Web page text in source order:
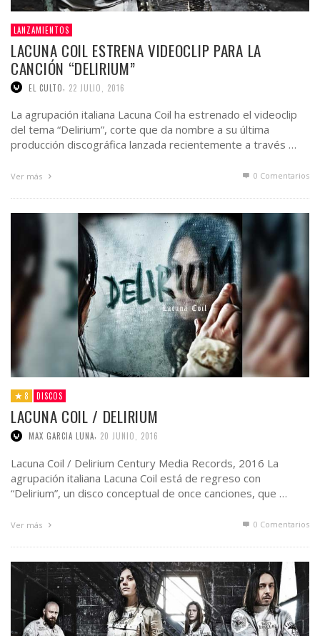
LANZAMIENTOS
LACUNA COIL ESTRENA VIDEOCLIP PARA LA
CANCIÓN “DELIRIUM”
EL CULTO 22 JULIO, 2016
La agrupación italiana Lacuna Coil ha estrenado el videoclip
del tema “Delirium”, corte que da nombre a su última
producción discográfica lanzada recientemente a través …
Ver más 0 Comentarios
8 DISCOS
LACUNA COIL / DELIRIUM
MAX GARCIA LUNA, 20 JUNIO, 2016
Lacuna Coil / Delirium Century Media Records, 2016 La
agrupación italiana Lacuna Coil está de regreso con
“Delirium”, un disco conceptual de once canciones, que …
Ver más 0 Comentarios